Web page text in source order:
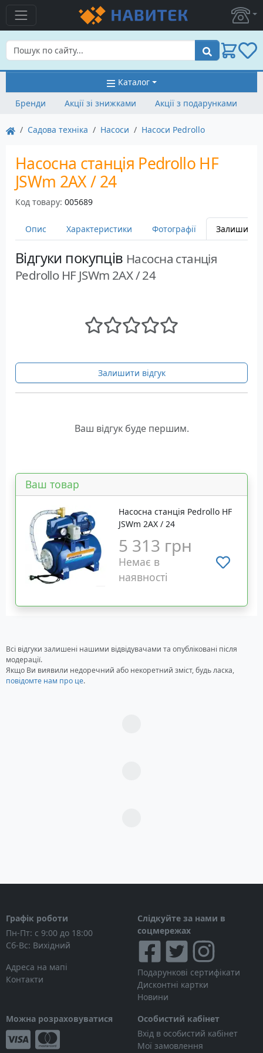
Пошук
Каталог
Бренди
Акції зі знижками Акції з подарунками
Садова техніка Насоси Насоси Pedrollo
Насосна станція Pedrollo HF
JSWm 2AX / 24
Код товару: 005689
Опис Характеристики Фотографії Залишити
Відгуки покупців Насосна станція
Pedrollo HF JSWm 2AX / 24
Залишити відгук
Ваш відгук буде першим.
Ваш товар
Насосна станція Pedrollo HF
JSWm 2AX / 24
5 313 грн
Немає в
наявності
Всі відгуки залишені нашими відвідувачами та опубліковані після
модерації.
Якщо Ви виявили недоречний або некоретний зміст, будь ласка,
повідомте нам про це.
Графік роботи
Пн-Пт: с 9:00 до 18:00
Сб-Вс: Вихідний
Адреса на мапі
Контакти
Слідкуйте за нами в
соцмережах
Подарункові сертифікати
Дисконтні картки
Новини
Можна розраховуватися
Особистий кабінет
Вхід в особистий кабінет
Мої замовлення